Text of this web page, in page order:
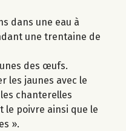
dans une eau à
une trentaine de
des œufs.
les jaunes avec le
chanterelles
le poivre ainsi que le
».